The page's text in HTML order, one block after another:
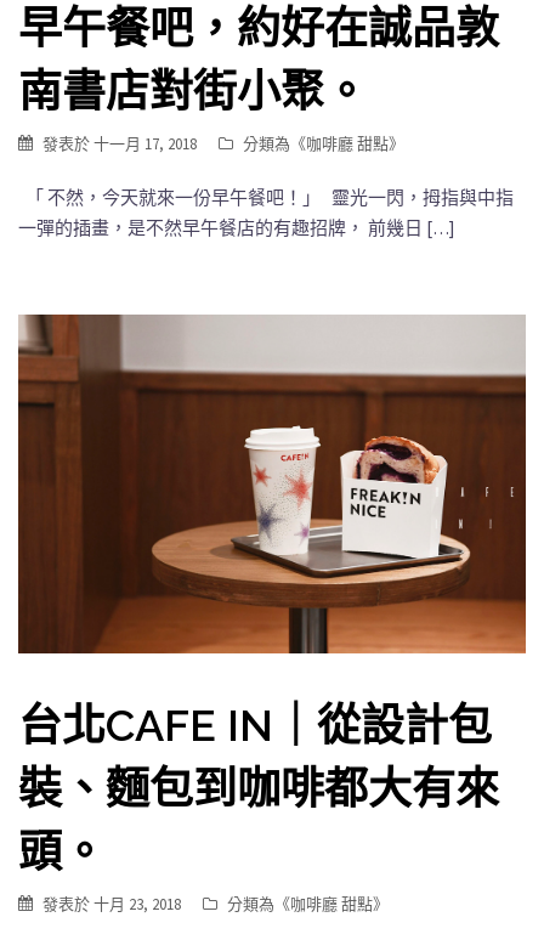
早午餐吧，約好在誠品敦
南書店對街小聚。
發表於十一月 17, 2018 分類為《咖啡廳 甜點》
「 不然，今天就來一份早午餐吧！」 靈光一閃，拇指與中指
一彈的插畫，是不然早午餐店的有趣招牌， 前幾日 […]
台北CAFE IN｜從設計包
裝、麵包到咖啡都大有來
頭。
發表於十月 23, 2018 分類為《咖啡廳 甜點》